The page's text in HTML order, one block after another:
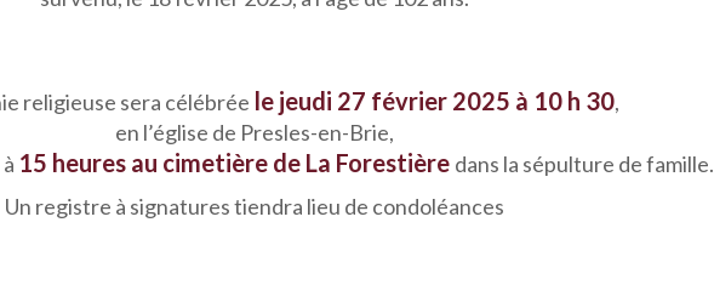
religieuse sera célébrée le jeudi 27 février 2025 à 10 h 30,
en l’église de Presles-en-Brie,
15 heures au cimetière de La Forestière dans la sépulture de famille.
Un registre à signatures tiendra lieu de condoléances